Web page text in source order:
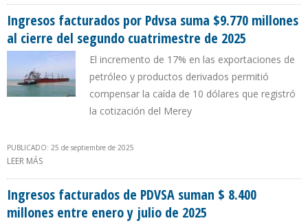
Ingresos facturados por Pdvsa suma $9.770 millones
al cierre del segundo cuatrimestre de 2025
El incremento de 17% en las exportaciones de
petróleo y productos derivados permitió
compensar la caída de 10 dólares que registró
la cotización del Merey
PUBLICADO: 25 de septiembre de 2025
LEER MÁS
Ingresos facturados de PDVSA suman $ 8.400
millones entre enero y julio de 2025